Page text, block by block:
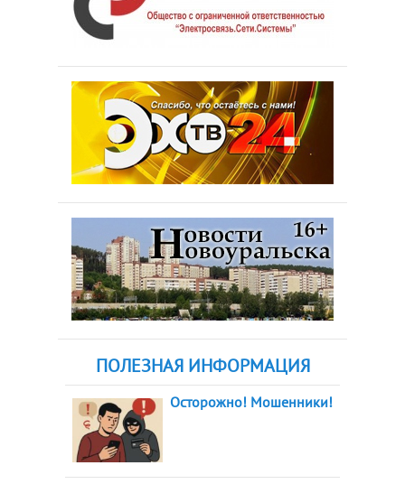
ПОЛЕЗНАЯ ИНФОРМАЦИЯ
Осторожно! Мошенники!